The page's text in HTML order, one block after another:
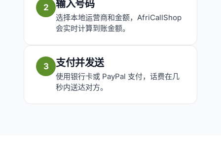
2 输入号码
选择本地运营商和金额，AfriCallShop
会实时计算到账金额。
3 支付并发送
使用银行卡或 PayPal 支付，话费在几
秒内送达对方。